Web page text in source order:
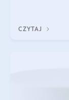
CZYTAJ